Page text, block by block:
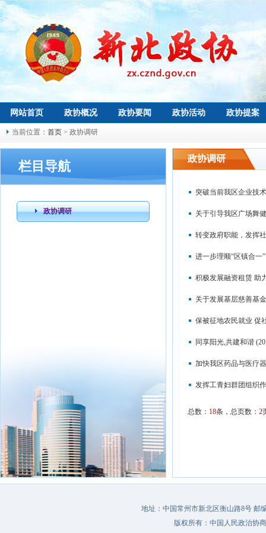
网站首页 政协概况 政协要闻 政协活动 政协提案
当前位置： 首页 > 政协调研
栏目导航
政协调研
政协调研
突破当前我区企业技
关于引导我区广场舞
转变政府职能，发挥
进一步理顺“区镇合一
积极发展融资租赁 助
关于发展基层慈善基
保被征地农民就业 促
同享阳光,共建和谐
加快我区药品与医疗
发挥工青妇群团组织
总数： 18条，总页数： 2
地址：中国常州市新北区衡山路8号 邮
版权所有：中国人民政治协